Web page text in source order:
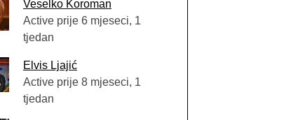
Veselko Koroman
Active prije 6 mjeseci, 1
tjedan
Elvis Ljajić
Active prije 8 mjeseci, 1
tjedan